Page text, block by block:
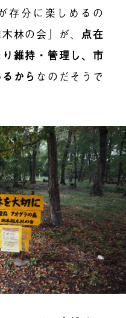
存分に楽しめるの
林の会」が、 点在
維持・管理し、市
から なのだそうで